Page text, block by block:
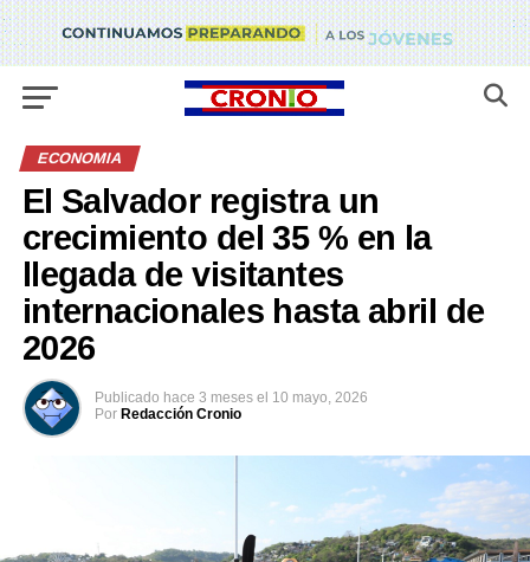
ECONOMIA
El Salvador registra un
crecimiento del 35 % en la
llegada de visitantes
internacionales hasta abril de
2026
Publicado hace 3 meses el 10 mayo, 2026
Por Redacción Cronio